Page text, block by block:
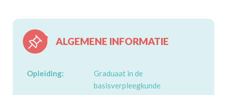
ALGEMENE INFORMATIE
Opleiding:
Graduaat in de
basisverpleegkunde